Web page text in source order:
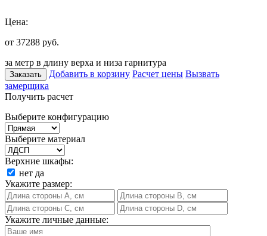
Цена:
от 37288 руб.
за метр в длину верха и низа гарнитура
Заказать Добавить в корзину Расчет цены Вызвать
замерщика
Получить расчет
Выберите конфигурацию
Выберите материал
Верхние шкафы:
нет да
Укажите размер:
Укажите личные данные: